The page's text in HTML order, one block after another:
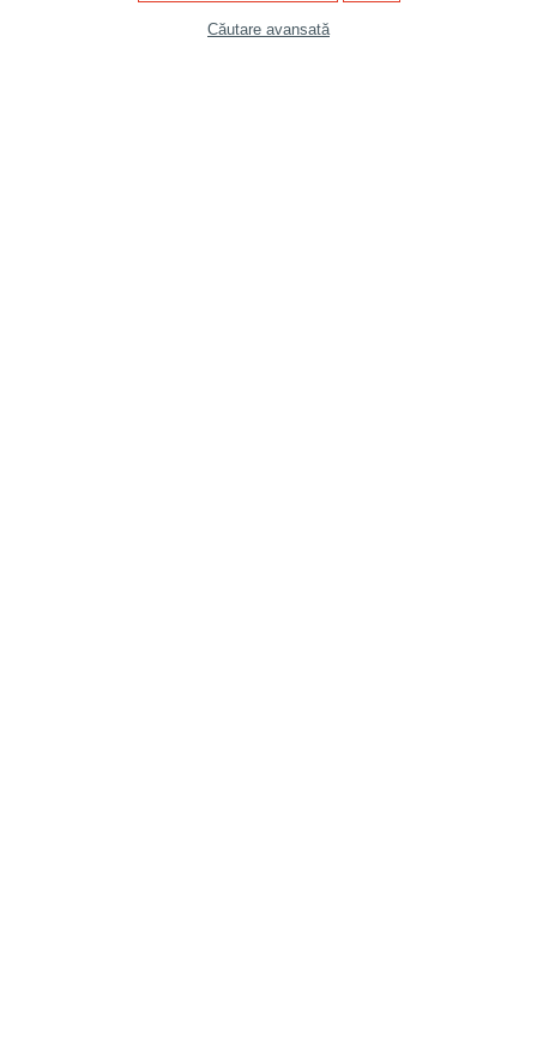
Căutare avansată